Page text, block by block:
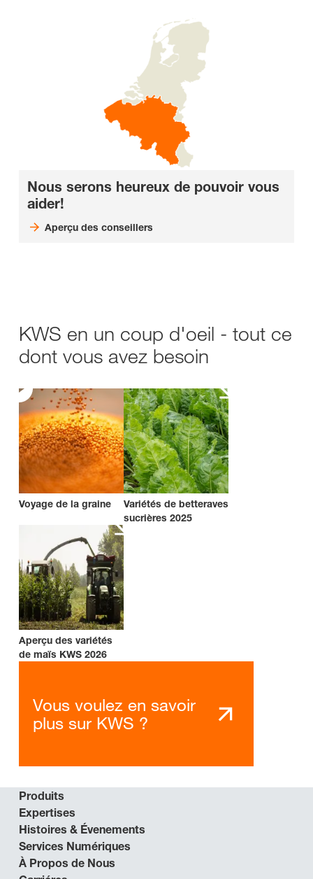
Nous serons heureux de pouvoir vous
aider!
Aperçu des conseillers
KWS en un coup d'oeil - tout ce
dont vous avez besoin
Voyage de la graine
Variétés de betteraves
sucrières 2025
Aperçu des variétés
de maïs KWS 2026
Vous voulez en savoir
plus sur KWS ?
Produits
Expertises
Histoires & Évenements
Services Numériques
À Propos de Nous